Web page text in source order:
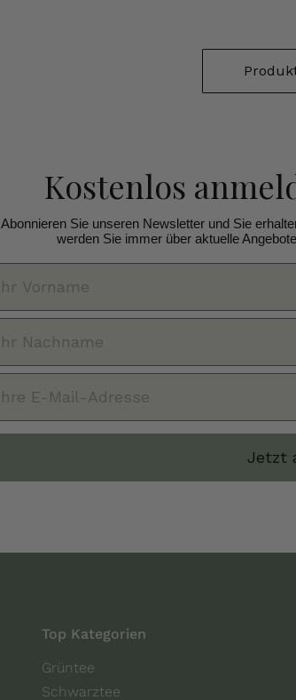
Kostenlos
Abonnieren Sie unseren Newsletter und Sie
werden Sie immer über aktuelle
Jetzt
Top Kategorien
Grüntee
Schwarztee